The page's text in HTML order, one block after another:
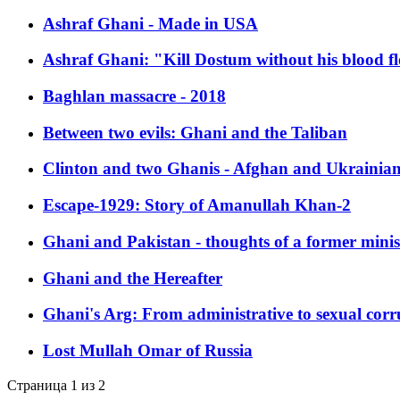
Ashraf Ghani - Made in USA
Ashraf Ghani: "Kill Dostum without his blood
Baghlan massacre - 2018
Between two evils: Ghani and the Taliban
Clinton and two Ghanis - Afghan and
Escape-1929: Story of Amanullah Khan-2
Ghani and Pakistan - thoughts of a former
Ghani and the Hereafter
Ghani's Arg: From administrative to sexual
Lost Mullah Omar of Russia
Страница 1 из 2